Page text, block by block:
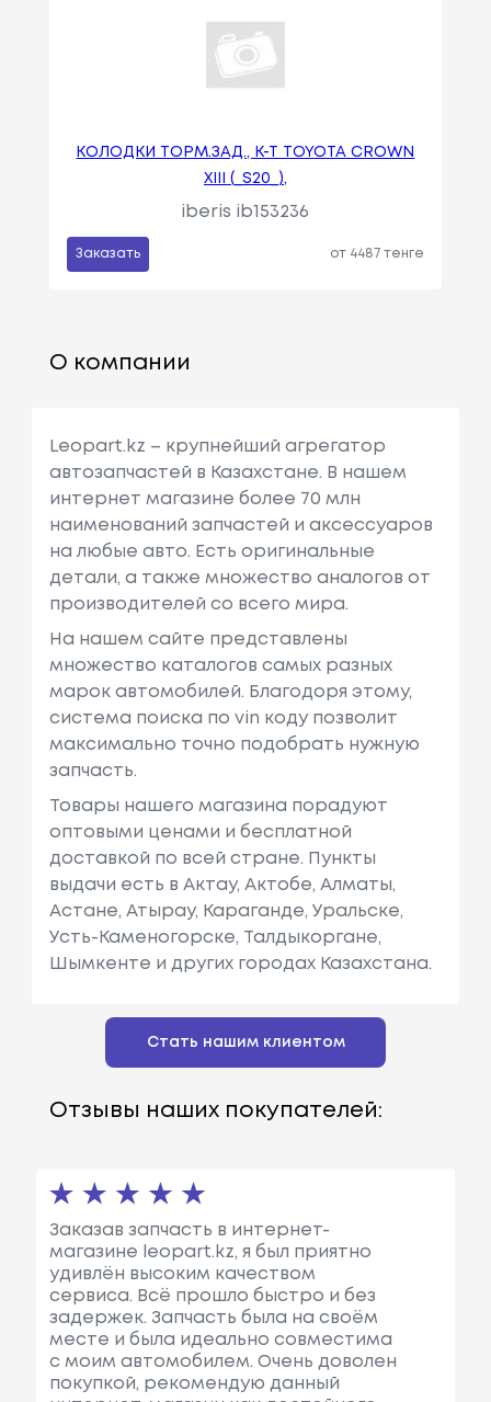
КОЛОДКИ ТОРМ.ЗАД., К-Т TOYOTA CROWN
XIII (_S20_),
iberis ib153236
Заказать от 4487 тенге
О компании
Leopart.kz – крупнейший агрегатор
автозапчастей в Казахстане. В нашем
интернет магазине более 70 млн
наименований запчастей и аксессуаров
на любые авто. Есть оригинальные
детали, а также множество аналогов от
производителей со всего мира.
На нашем сайте представлены
множество каталогов самых разных
марок автомобилей. Благодоря этому,
система поиска по vin коду позволит
максимально точно подобрать нужную
запчасть.
Товары нашего магазина порадуют
оптовыми ценами и бесплатной
доставкой по всей стране. Пункты
выдачи есть в Актау, Актобе, Алматы,
Астане, Атырау, Караганде, Уральске,
Усть-Каменогорске, Талдыкоргане,
Шымкенте и других городах Казахстана.
Стать нашим клиентом
Отзывы наших покупателей:
Заказав запчасть в интернет-
магазине leopart.kz, я был приятно
удивлён высоким качеством
сервиса. Всё прошло быстро и без
задержек. Запчасть была на своём
месте и была идеально совместима
с моим автомобилем. Очень доволен
покупкой, рекомендую данный